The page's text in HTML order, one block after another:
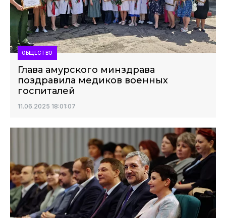
ОБЩЕСТВО
Глава амурского минздрава
поздравила медиков военных
госпиталей
11.06.2025 18:01:07